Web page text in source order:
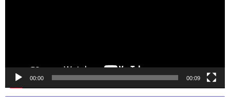
00:00 00:09